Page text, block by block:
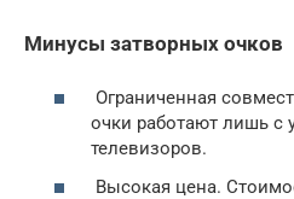
Минусы затворных очков
Ограниченная
очки работают лишь с
телевизоров.
Высокая цена.